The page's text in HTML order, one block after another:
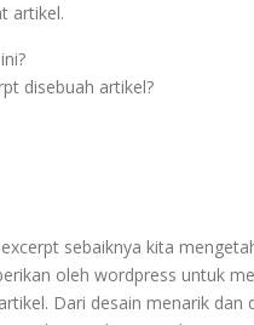
artikel.
disebuah artikel?
sebaiknya kita
oleh wordpress untuk
Dari desain menarik